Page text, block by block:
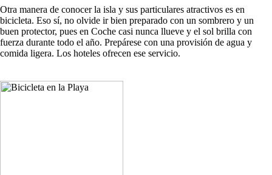
Otra manera de conocer la isla y sus particulares atractivos es en
bicicleta. Eso sí, no olvide ir bien preparado con un sombrero y un
buen protector, pues en Coche casi nunca llueve y el sol brilla con
fuerza durante todo el año. Prepárese con una provisión de agua y
comida ligera. Los hoteles ofrecen ese servicio.